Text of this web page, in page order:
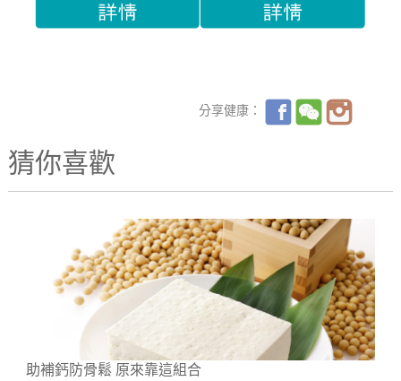
分享健康：
猜你喜歡
助補鈣防骨鬆 原來靠這組合